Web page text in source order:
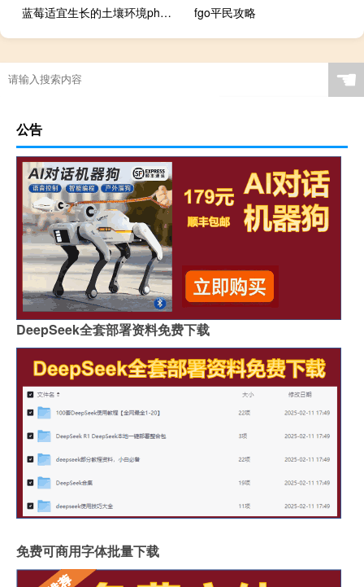
蓝莓适宜生长的土壤环境ph是多少（蓝莓适宜生长的土壤环境ph在）
fgo平民攻略
☚
公告
DeepSeek全套部署资料免费下载
免费可商用字体批量下载